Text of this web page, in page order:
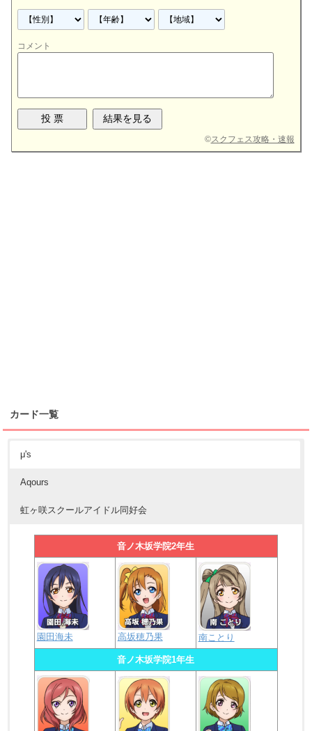
コメント
©スクフェス攻略・速報
カード一覧
μ's
Aqours
虹ヶ咲スクールアイドル同好会
音ノ木坂学院2年生
園田海未 高坂穂乃果 南ことり
音ノ木坂学院1年生